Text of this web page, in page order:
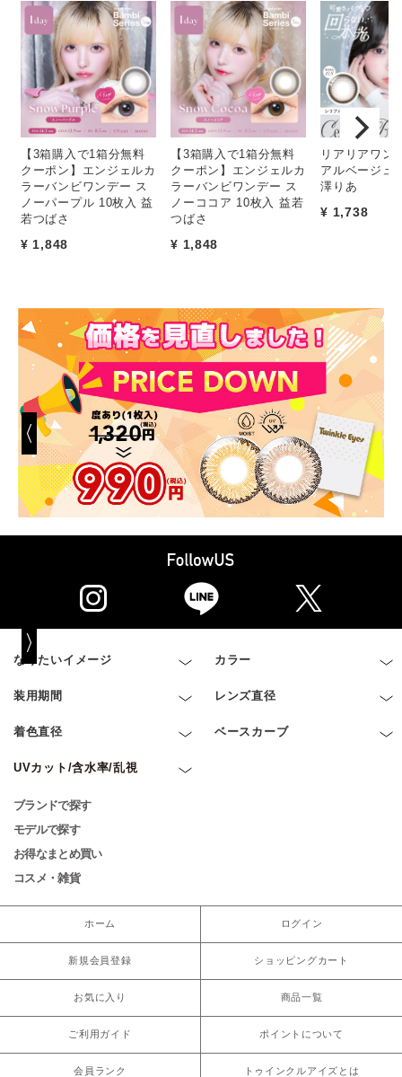
【3箱購入で1箱分無料
クーポン】エンジェルカ
ラーバンビワンデー ス
ノーパープル 10枚入 益
若つばさ
¥ 1,848
【3箱購入で1箱分無料
クーポン】エンジェルカ
ラーバンビワンデー ス
ノーココア 10枚入 益若
つばさ
¥ 1,848
リアリアワン
アルベージュ
澤りあ
¥ 1,738
なりたいイメージ カラー
装用期間 レンズ直径
着色直径 ベースカーブ
UVカット/含水率/乱視
ブランドで探す
モデルで探す
お得なまとめ買い
コスメ・雑貨
ホーム ログイン
新規会員登録 ショッピングカート
お気に入り 商品一覧
ご利用ガイド ポイントについて
会員ランク トゥインクルアイズとは